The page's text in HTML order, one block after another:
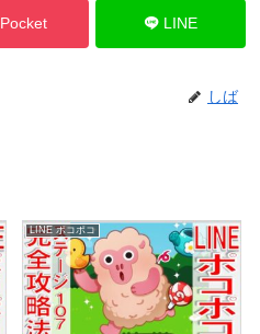
Pocket LINE
しば
LINE ポコポコ